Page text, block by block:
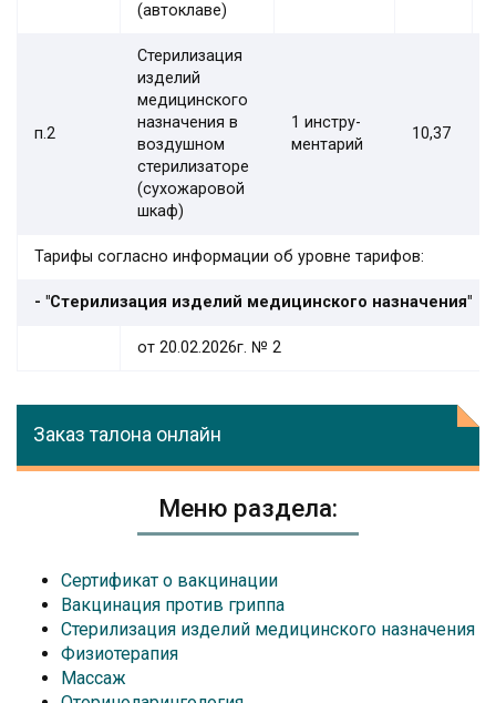
(автоклаве)
п.2
Стерилизация
изделий
медицинского
назначения в
воздушном
стерилизаторе
(сухожаровой
шкаф)
1 инстру-
ментарий
10,37
Тарифы согласно информации об уровне тарифов:
- "Стерилизация изделий медицинского назначения"
от 20.02.2026г. № 2
Заказ талона онлайн
Меню раздела:
Сертификат о вакцинации
Вакцинация против гриппа
Стерилизация изделий медицинского назначения
Физиотерапия
Массаж